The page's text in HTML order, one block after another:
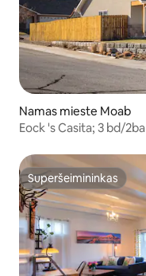
Namas mieste Moab
Eock 's Casita; 3 bd/
Superšeimininkas
Superšeimininkas